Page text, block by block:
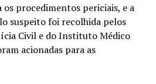
procedimentos periciais, e a
suspeito foi recolhida pelos
Civil e do Instituto Médico
acionadas para as